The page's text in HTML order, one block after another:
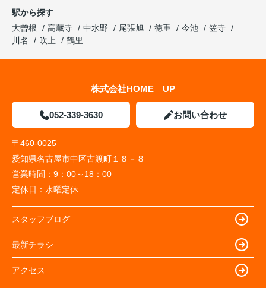
駅から探す
大曽根
高蔵寺 中水野 尾張旭 徳重 今池
笠寺
川名
吹上 鶴里
株式会社HOME UP
052-339-3630 お問い合わせ
〒460-0025
愛知県名古屋市中区古渡町１８－８
営業時間： 9：00～18：00
定休日： 水曜定休
スタッフブログ
最新チラシ
アクセス